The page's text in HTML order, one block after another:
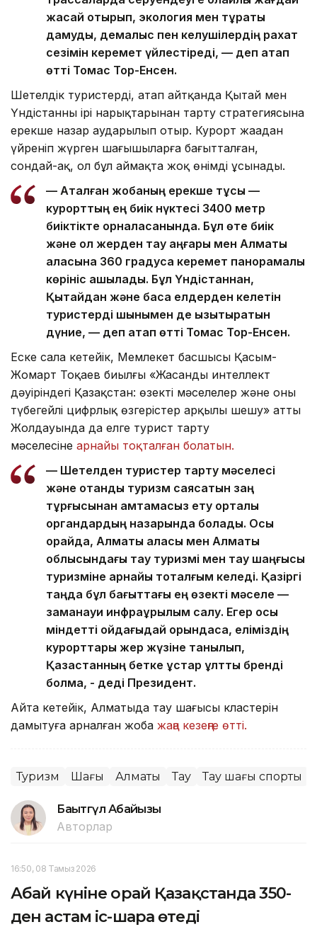
жасай отырып, экология мен тұрақты
дамуды, демалыс пен келушілердің рахат
сезімін керемет үйлестіреді, — деп атап
өтті Томас Тор-Енсен.
Шетелдік туристерді, атап айтқанда Қытай мен
Үндістанның ірі нарықтарынан тарту стратегиясына
ерекше назар аударылып отыр. Курорт жаңадан
үйреніп жүрген шаңғышыларға бағытталған,
сондай-ақ, ол бұл аймақта жоқ өнімді ұсынады.
— Аталған жобаның ерекше тұсы —
курорттың ең биік нүктесі 3400 метр
биіктікте орналасқанында. Бұл өте биік
және ол жерден тау аңғары мен Алматы
қаласына 360 градусқа керемет панорамалық
көрініс ашылады. Бұл Үндістаннан,
Қытайдан және басқа елдерден келетін
туристерді шынымен де қызықтыратын
дүние, — деп атап өтті Томас Тор-Енсен.
Еске сала кетейік, Мемлекет басшысы Қасым-
Жомарт Тоқаев биылғы «Жасанды интеллект
дәуіріндегі Қазақстан: өзекті мәселелер және оны
түбегейлі цифрлық өзгерістер арқылы шешу» атты
Жолдауында да елге турист тарту
мәселесіне арнайы тоқталған болатын.
— Шетелден туристер тарту мәселесі
және отандық туризм саясатын заң
тұрғысынан қамтамасыз ету орталық
органдардың назарында болады. Осы
орайда, Алматы қаласы мен Алматы
облысындағы тау туризмі мен тау шаңғысы
туризміне арнайы тоқталғым келеді. Қазіргі
таңда бұл бағыттағы ең өзекті мәселе —
заманауи инфрақұрылым салу. Егер осы
міндетті ойдағыдай орындасақ, еліміздің
курорттары жер жүзіне танылып,
Қазақстанның бетке ұстар ұлттық бренді
болмақ, - деді Президент.
Айта кетейік, Алматыда тау шаңғысы кластерін
дамытуға арналған жоба жаңа кезеңге өтті.
Туризм Шаңғы Алматы Тау Тау шаңғы спорты
Бақытгүл Абайқызы
Авторлар
16:50, 08 Тамыз 2026
Абай күніне орай Қазақстанда 350-
ден астам іс-шара өтеді